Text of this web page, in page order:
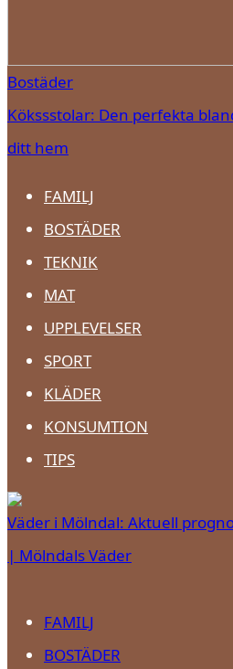
Bostäder
Kökssstolar: Den perfekta
ditt hem
FAMILJ
BOSTÄDER
TEKNIK
MAT
UPPLEVELSER
SPORT
KLÄDER
KONSUMTION
TIPS
Väder i Mölndal: Aktuell
| Mölndals Väder
FAMILJ
BOSTÄDER